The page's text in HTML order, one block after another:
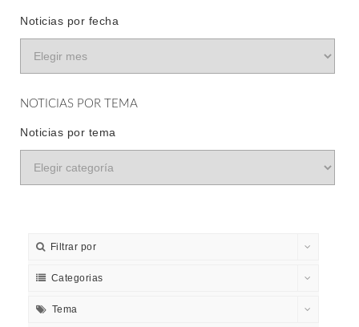
Noticias por fecha
NOTICIAS POR TEMA
Noticias por tema
Filtrar por
Categorias
Tema